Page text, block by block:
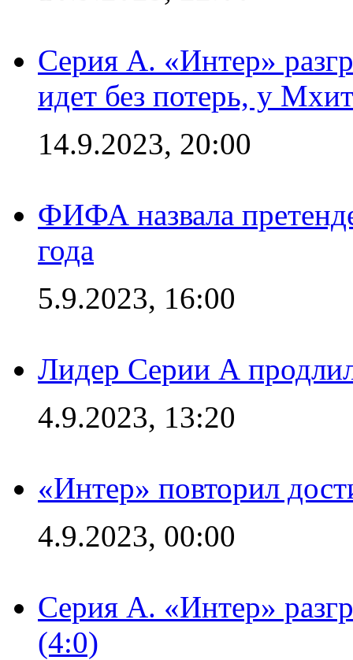
Серия А. «Интер»
идет без потерь, у
14.9.2023, 20:00
ФИФА назвала
года
5.9.2023, 16:00
Лидер Серии А
4.9.2023, 13:20
«Интер» повторил
4.9.2023, 00:00
Серия А. «Интер»
(4:0)